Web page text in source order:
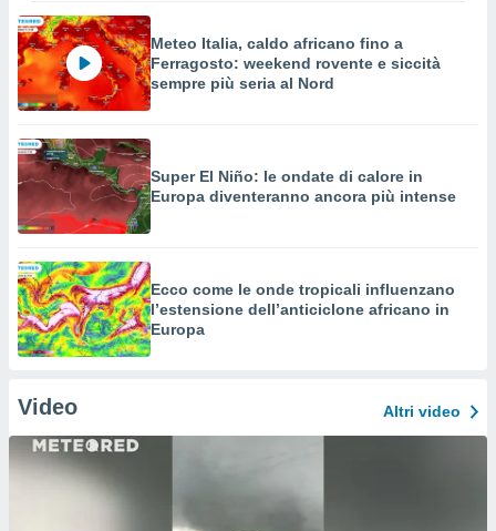
Meteo Italia, caldo africano fino a
Ferragosto: weekend rovente e siccità
sempre più seria al Nord
Super El Niño: le ondate di calore in
Europa diventeranno ancora più intense
Ecco come le onde tropicali influenzano
l’estensione dell’anticiclone africano in
Europa
Video Altri video